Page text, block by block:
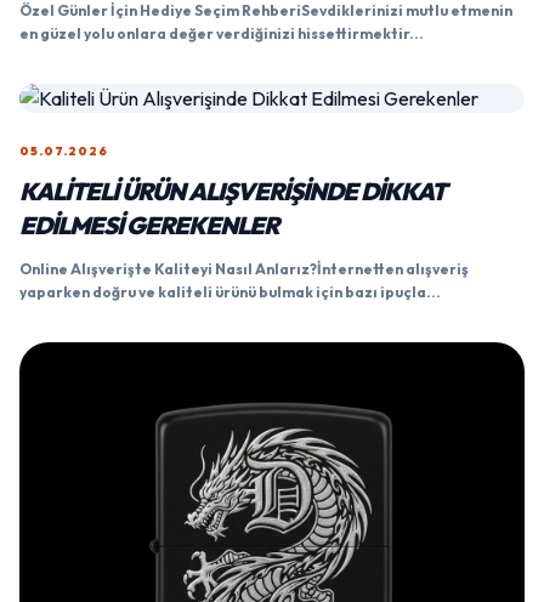
Özel Günler İçin Hediye Seçim RehberiSevdiklerinizi mutlu etmenin
en güzel yolu onlara değer verdiğinizi hissettirmektir...
05.07.2026
KALITELI ÜRÜN ALIŞVERIŞINDE DIKKAT
EDILMESI GEREKENLER
Online Alışverişte Kaliteyi Nasıl Anlarız?İnternetten alışveriş
yaparken doğru ve kaliteli ürünü bulmak için bazı ipuçla...